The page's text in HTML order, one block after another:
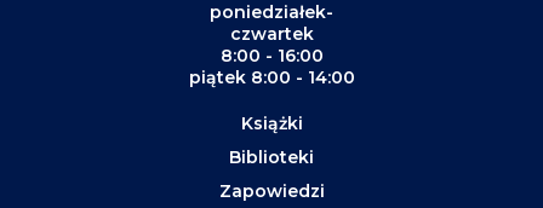
poniedziałek-
czwartek
8:00 - 16:00
piątek 8:00 - 14:00
Książki
Biblioteki
Zapowiedzi